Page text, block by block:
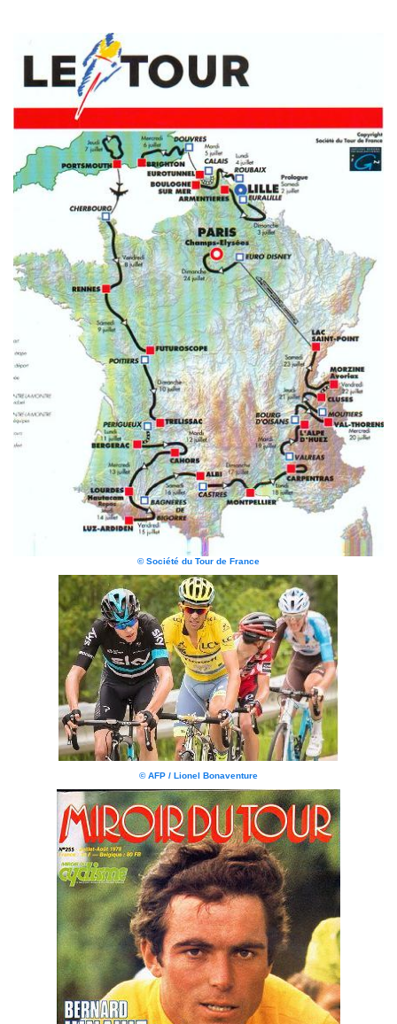
© Société du Tour de France
© AFP / Lionel Bonaventure